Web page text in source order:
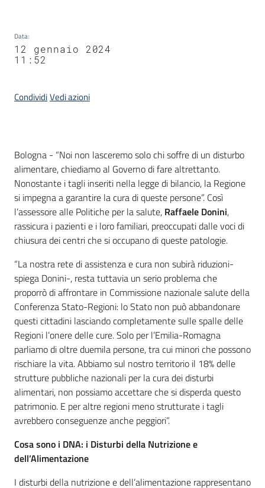
Data:
12 gennaio 2024
11:52
CondividiVedi azioni
Contenuto
Bologna - “Noi non lasceremo solo chi soffre di un disturbo
alimentare, chiediamo al Governo di fare altrettanto.
Nonostante i tagli inseriti nella legge di bilancio, la Regione
si impegna a garantire la cura di queste persone”. Così
l’assessore alle Politiche per la salute, Raffaele Donini,
rassicura i pazienti e i loro familiari, preoccupati dalle voci di
chiusura dei centri che si occupano di queste patologie.
“La nostra rete di assistenza e cura non subirà riduzioni-
spiega Donini-, resta tuttavia un serio problema che
proporrò di affrontare in Commissione nazionale salute della
Conferenza Stato-Regioni: lo Stato non può abbandonare
questi cittadini lasciando completamente sulle spalle delle
Regioni l’onere delle cure. Solo per l’Emilia-Romagna
parliamo di oltre duemila persone, tra cui minori che possono
rischiare la vita. Abbiamo sul nostro territorio il 18% delle
strutture pubbliche nazionali per la cura dei disturbi
alimentari, non possiamo accettare che si disperda questo
patrimonio. E per altre regioni meno strutturate i tagli
avrebbero conseguenze anche peggiori”.
Cosa sono i DNA: i Disturbi della Nutrizione e
dell’Alimentazione
I disturbi della nutrizione e dell’alimentazione rappresentano